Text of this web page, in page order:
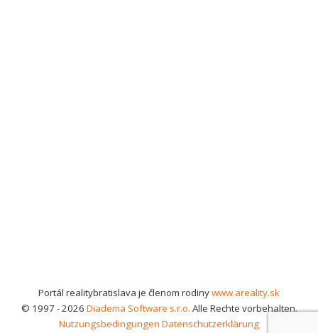
Portál realitybratislava je členom rodinywww.areality.sk
© 1997 - 2026 Diadema Software s.r.o. Alle Rechte vorbehalten.
Nutzungsbedingungen Datenschutzerklärung